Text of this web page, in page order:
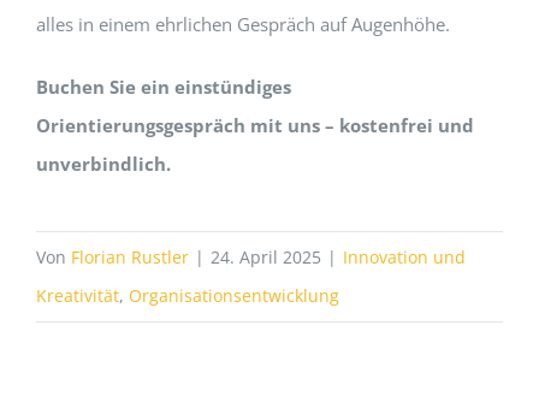
alles in einem ehrlichen Gespräch auf Augenhöhe.
Buchen Sie ein einstündiges
Orientierungsgespräch mit uns – kostenfrei und
unverbindlich.
Von Florian Rustler | 24. April 2025 | Innovation und
Kreativität, Organisationsentwicklung